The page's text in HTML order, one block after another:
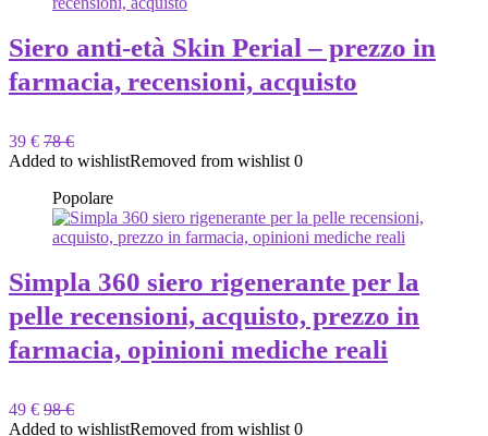
Siero anti-età Skin Perial – prezzo in
farmacia, recensioni, acquisto
39 € 78 €
Added to wishlistRemoved from wishlist 0
Popolare
Simpla 360 siero rigenerante per la
pelle recensioni, acquisto, prezzo in
farmacia, opinioni mediche reali
49 € 98 €
Added to wishlistRemoved from wishlist 0